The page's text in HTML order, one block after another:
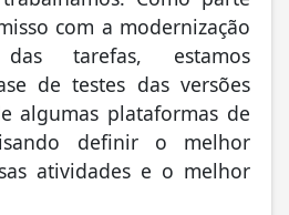
com a modernização
tarefas, estamos
de testes das versões
algumas plataformas de
definir o melhor
atividades e o melhor